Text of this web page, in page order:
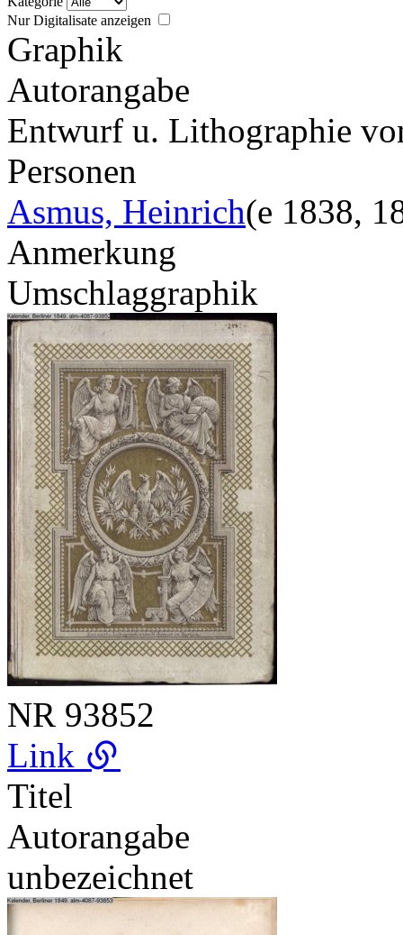
Nur Digitalisate anzeigen
Graphik
Autorangabe
Entwurf u. Lithographie
Personen
Asmus, Heinrich(e 1838,
Anmerkung
Umschlaggraphik
NR 93852
Link
Titel
Autorangabe
unbezeichnet